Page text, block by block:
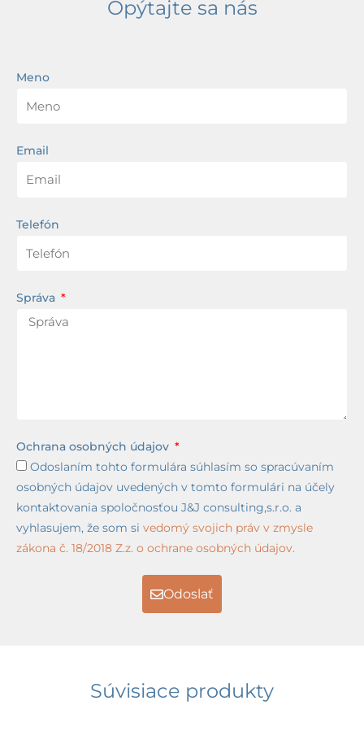
Opýtajte sa nás
Meno
Email
Telefón
Správa
Ochrana osobných údajov
Odoslaním tohto formulára súhlasím so spracúvaním
osobných údajov uvedených v tomto formulári na účely
kontaktovania spoločnosťou J&J consulting,s.r.o. a
vyhlasujem, že som si vedomý svojich práv v zmysle
zákona č. 18/2018 Z.z. o ochrane osobných údajov.
Odoslať
Súvisiace produkty